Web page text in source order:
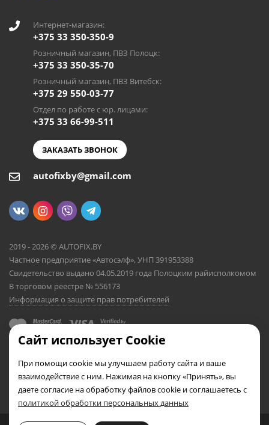
0
Интернет-магазин:
+375 33 350-350-9
Розничный магазин, ПВЗ Полоцк:
+375 33 350-35-70
Розничный магазин, ПВЗ Витебск:
+375 29 550-03-77
Отдел по работе с юр. лицами:
+375 33 66-99-511
ЗАКАЗАТЬ ЗВОНОК
autofixby@gmail.com
2019 - 2026 © AUTOFIX.BY
Частное предприятие «Автосэлф», УНП 391953388
Свидетельство выдано 04.05.2019 года Полоцким райисполкомом
В торговом реестре № 556173
Информация о защите прав потребителей
Сайт использует Cookie
При помощи cookie мы улучшаем работу сайта и ваше
взаимодействие с ним. Нажимая на кнопку «Принять», вы
даете согласие на обработку файлов cookie и соглашаетесь с
политикой обработки персональных данных